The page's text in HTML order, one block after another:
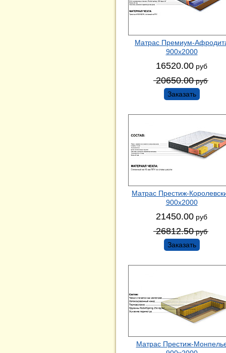
Матрас Премиум-
900х2000
16520.00 руб
20650.00 руб
Заказать
Матрас Престиж-
900х2000
21450.00 руб
26812.50 руб
Заказать
Матрас Престиж-